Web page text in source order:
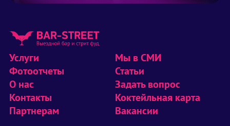
Услуги
Фотоотчеты
О нас
Контакты
Партнерам
Мы в СМИ
Статьи
Задать вопрос
Коктейльная карта
Вакансии